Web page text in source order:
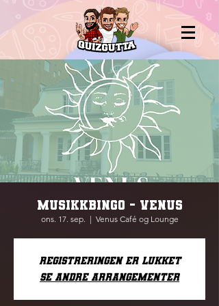
MUSIKKBINGO - VENUS
ons. 17. sep.
  |
Venus Café og Lounge
Registreringen er lukket
Se andre arrangementer